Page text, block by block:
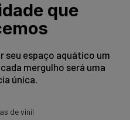
que
seu espaço aquático um
mergulho será uma
única.
de vinil